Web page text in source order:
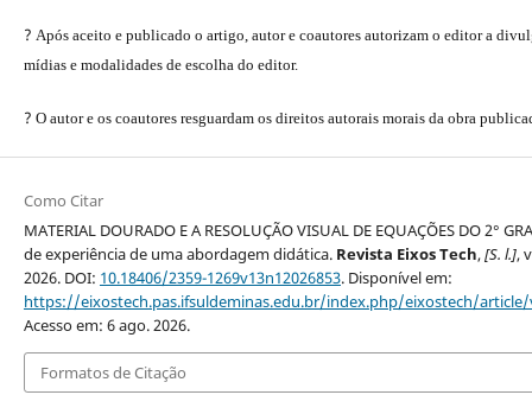
? Após aceito e publicado o artigo, autor e coautores autorizam o editor a
mídias e modalidades de escolha do editor.
? O autor e os coautores resguardam os direitos autorais morais da obra
Como Citar
MATERIAL DOURADO E A RESOLUÇÃO VISUAL DE EQUAÇÕES DO 2°
de experiência de uma abordagem didática. Revista Eixos Tech,[S. l.],
2026. DOI: 10.18406/2359-1269v13n12026853. Disponível em:
https://eixostech.pas.ifsuldeminas.edu.br/index.php/eixostech/
Acesso em: 6 ago. 2026.
Formatos de Citação